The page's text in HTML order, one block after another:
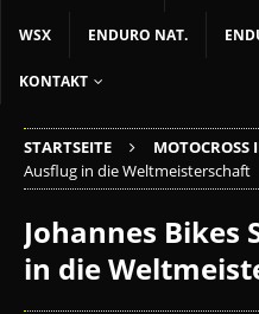
WSX ENDURO NAT.
KONTAKT
STARTSEITE MOTOCROSS
Ausflug in die Weltmeisterschaft
Johannes Bikes
in die